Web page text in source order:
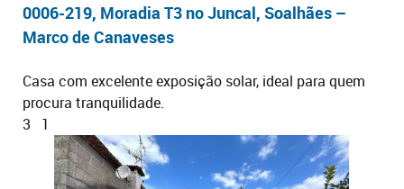
0006-219, Moradia T3 no Juncal, Soalhães –
Marco de Canaveses
Casa com excelente exposição solar, ideal para quem
procura tranquilidade.
3
1